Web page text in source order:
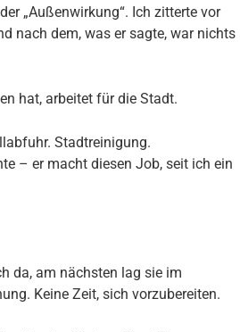
„Außenwirkung“. Ich zitterte vor
nach dem, was er sagte, war nichts
hat, arbeitet für die Stadt.
Stadtreinigung.
– er macht diesen Job, seit ich ein
da, am nächsten lag sie im
Keine Zeit, sich vorzubereiten.